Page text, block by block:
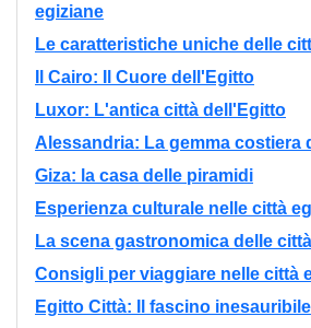
egiziane
Le caratteristiche uniche delle
Il Cairo: Il Cuore dell'Egitto
Luxor: L'antica città dell'Egitto
Alessandria: La gemma costiera
Giza: la casa delle piramidi
Esperienza culturale nelle città
La scena gastronomica delle
Consigli per viaggiare nelle città
Egitto Città: Il fascino inesauribile